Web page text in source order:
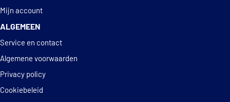
Mijn account
ALGEMEEN
Service en contact
Algemene voorwaarden
Privacy policy
Cookiebeleid